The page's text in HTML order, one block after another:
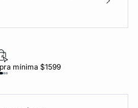
mínima $1599